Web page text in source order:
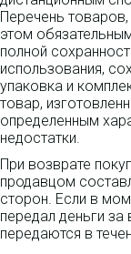
Перечень
этом
полной
использования,
упаковка и
товар,
определенным
недостатки.
При возврате
продавцом
сторон. Если в
передал деньги
передаются в